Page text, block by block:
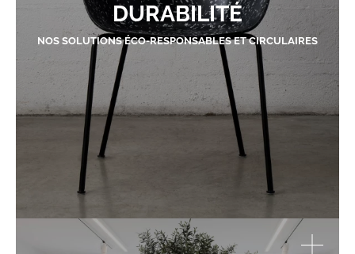
DURABILITÉ
NOS SOLUTIONS ÉCO-RESPONSABLES ET CIRCULAIRES